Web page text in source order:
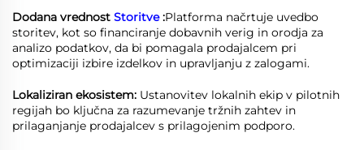
Dodana vrednost Storitve:Platforma načrtuje uvedbo
storitev, kot so financiranje dobavnih verig in orodja za
analizo podatkov, da bi pomagala prodajalcem pri
optimizaciji izbire izdelkov in upravljanju z zalogami.
Lokaliziran ekosistem: Ustanovitev lokalnih ekip v pilotnih
regijah bo ključna za razumevanje tržnih zahtev in
prilaganjanje prodajalcev s prilagojenim podporo.